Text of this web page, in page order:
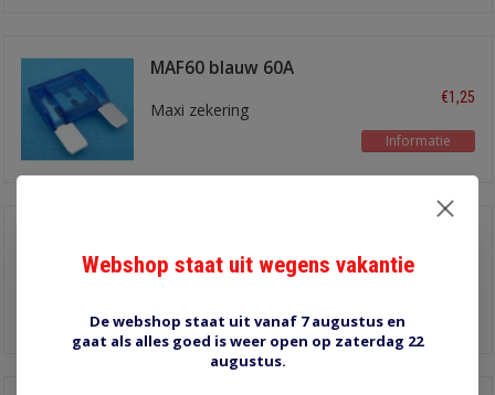
MAF60 blauw 60A
Maxi zekering
€1,25
Informatie
Maxi zekering
Webshop staat uit wegens vakantie
De webshop staat uit vanaf 7 augustus en
gaat als alles goed is weer open op zaterdag 22
augustus.